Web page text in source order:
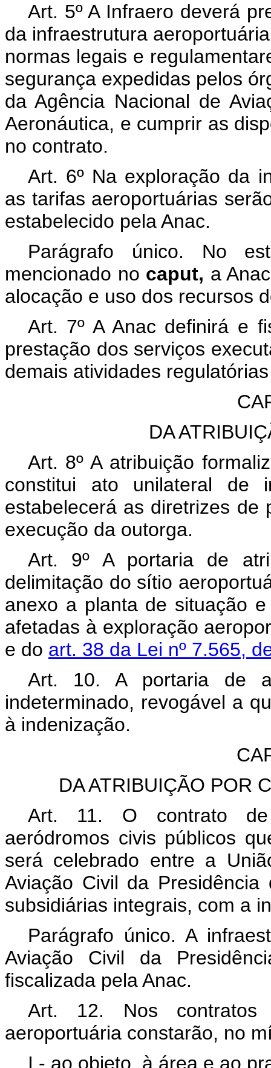
Art. 5º A Infraero deverá
da infraestrutura
normas legais e
segurança expedidas pelos
da Agência Nacional de
Aeronáutica, e cumprir as
no contrato.
Art. 6º Na exploração da
as tarifas aeroportuárias
estabelecido pela Anac.
Parágrafo único. No
mencionado no caput, a
alocação e uso dos recursos
Art. 7º A Anac definirá e
prestação dos serviços
demais atividades
DA
Art. 8º A atribuição
constitui ato unilateral de
estabelecerá as diretrizes de
execução da outorga.
Art. 9º A portaria de
delimitação do sítio
anexo a planta de situação
afetadas à exploração
e do art. 38 da Lei nº 7.565,
Art. 10. A portaria de
indeterminado, revogável a
à indenização.
DA ATRIBUIÇÃO POR
Art. 11. O contrato de
aeródromos civis públicos
será celebrado entre a
Aviação Civil da
subsidiárias integrais, com a
Parágrafo único. A
Aviação Civil da
fiscalizada pela Anac.
Art. 12. Nos contratos
aeroportuária constarão, no
I - ao objeto, à área e ao